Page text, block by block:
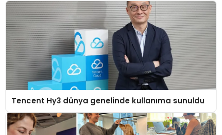
Tencent Hy3 dünya genelinde kullanıma sunuldu